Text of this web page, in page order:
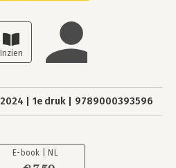
2024 1e druk 9789000393596
E-book | NL